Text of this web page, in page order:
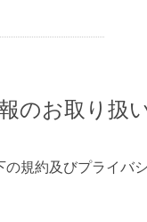
のお取り扱
規約及びプライバ